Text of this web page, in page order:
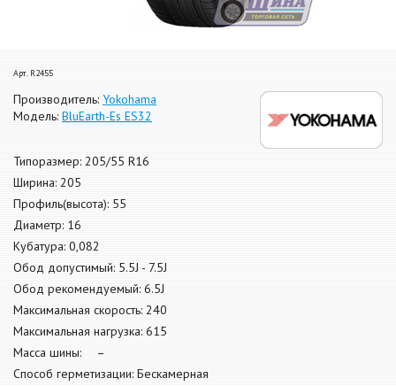
Арт. R2455
Производитель: Yokohama
Модель: BluEarth-Es ES32
Типоразмер: 205/55 R16
Ширина: 205
Профиль(высота): 55
Диаметр: 16
Кубатура: 0,082
Обод допустимый: 5.5J - 7.5J
Обод рекомендуемый: 6.5J
Максимальная скорость: 240
Максимальная нагрузка: 615
Масса шины: –
Способ герметизации: Бескамерная